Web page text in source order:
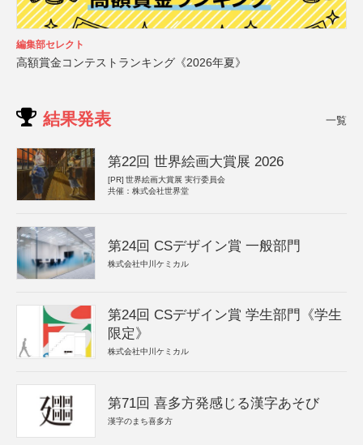
編集部セレクト
高額賞金コンテストランキング《2026年夏》
結果発表 一覧
第22回 世界絵画大賞展 2026
[PR] 世界絵画大賞展 実行委員会
共催：株式会社世界堂
第24回 CSデザイン賞 一般部門
株式会社中川ケミカル
第24回 CSデザイン賞 学生部門《学生
限定》
株式会社中川ケミカル
第71回 喜多方発感じる漢字あそび
漢字のまち喜多方